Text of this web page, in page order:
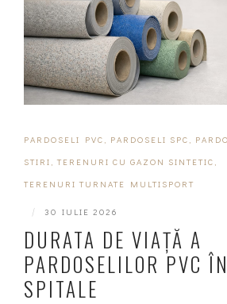
PARDOSELI PVC PARDOSELI SPC
STIRI ,TERENURI CU GAZON SINTETIC
TERENURI TURNATE MULTISPORT
| 30 IULIE 2026
DURATA DE VIAȚĂ A
PARDOSELILOR PVC
SPITALE